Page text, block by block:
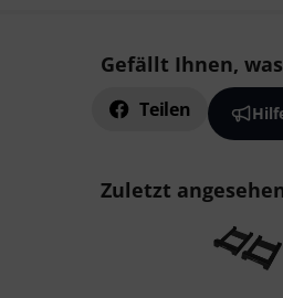
Gefällt Ihnen,
Teilen
Zuletzt